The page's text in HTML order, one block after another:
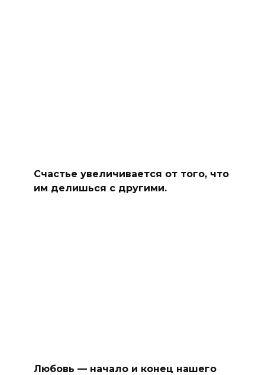
Счастье увеличивается от того, что
им делишься с другими.
Любовь — начало и конец нашего